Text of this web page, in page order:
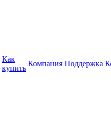
Как
купить
Компания Поддержка